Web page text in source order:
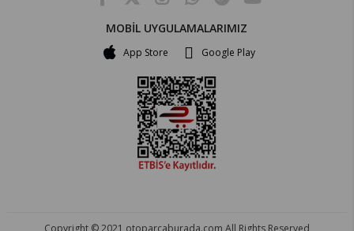
MOBİL UYGULAMALARIMIZ
App Store Google Play
Copyright © 2021 otoparcaburada.com All Rights Reserved